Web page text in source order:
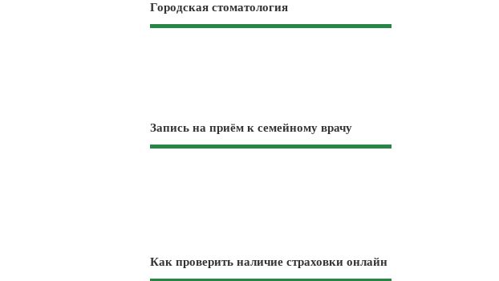
Городская стоматология
Запись на приём к семейному врачу
Как проверить наличие страховки онлайн